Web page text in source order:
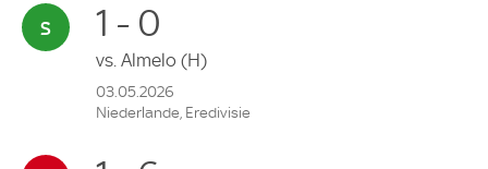
1 - 0
vs. Almelo (H)
03.05.2026
Niederlande, Eredivisie